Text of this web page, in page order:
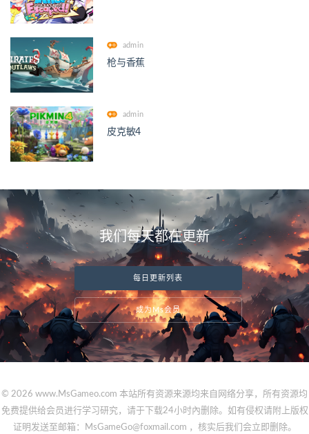
admin
枪与香蕉
admin
皮克敏4
我们每天都在更新
每日更新列表
成为Ms会员
© 2026 www.MsGameo.com 本站所有资源来源均来自网络分享，所有资源均
免费提供给会员进行学习研究，请于下载24小时內删除。如有侵权请附上版权
证明发送至邮箱：MsGameGo@foxmail.com ，核实后我们会立即删除。